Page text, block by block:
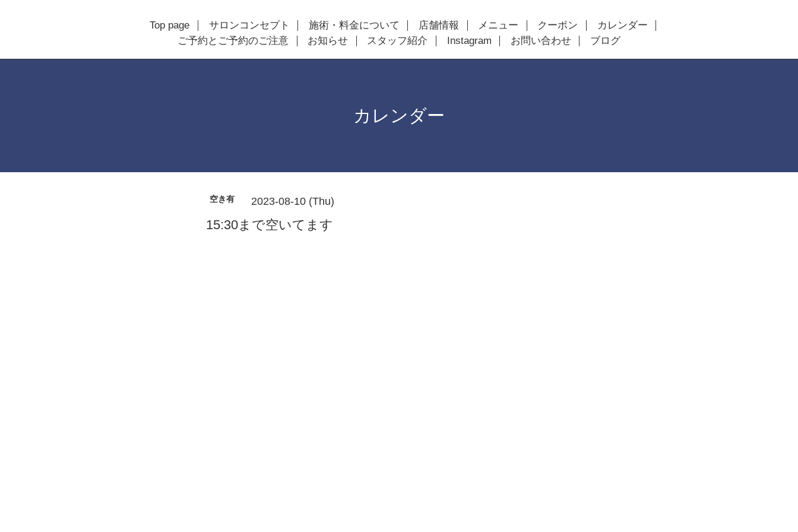
Top page サロンコンセプト 施術・料金について 店舗情報 メニュー クーポン
カレンダー
ご予約とご予約のご注意
お知らせ スタッフ紹介 Instagram お問い合わせ ブログ
カレンダー
空き有 2023-08-10 (Thu)
15:30まで空いてます